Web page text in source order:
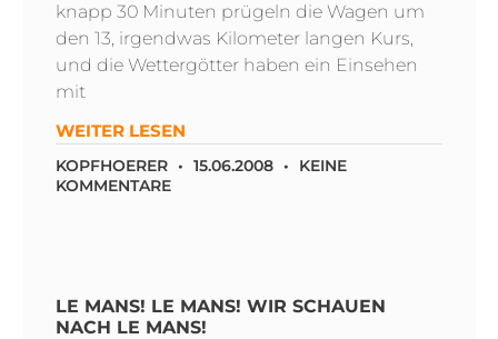
knapp 30 Minuten prügeln die Wagen um
den 13, irgendwas Kilometer langen Kurs,
und die Wettergötter haben ein Einsehen
mit
WEITER LESEN
KOPFHOERER 15.06.2008
KEINE
KOMMENTARE
LE MANS! LE MANS! WIR SCHAUEN
NACH LE MANS!